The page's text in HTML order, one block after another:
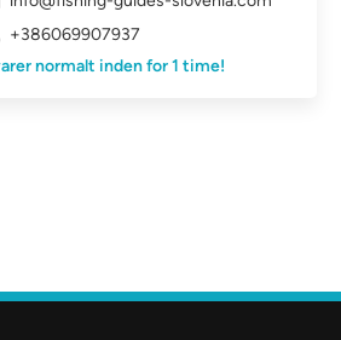
+386069907937
normalt inden for 1 time!